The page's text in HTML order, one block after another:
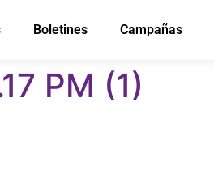
Boletines Campañas
PM (1)